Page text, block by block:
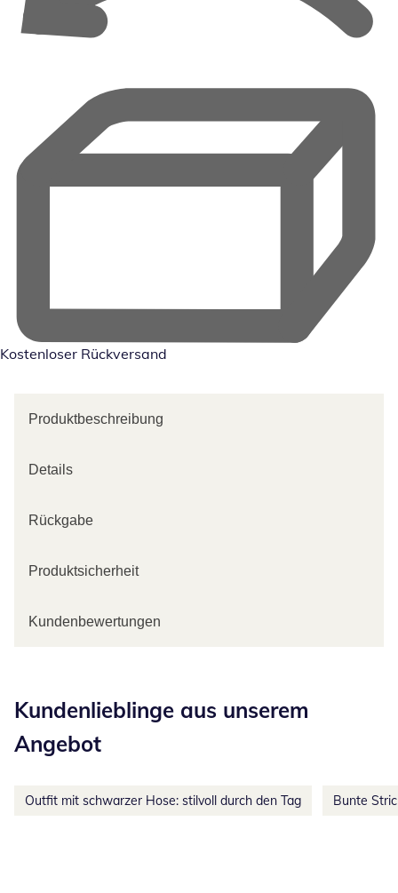
Kostenloser Rückversand
Produktbeschreibung
Details
Rückgabe
Produktsicherheit
Kundenbewertungen
Kundenlieblinge aus unserem
Angebot
Outfit mit schwarzer Hose: stilvoll durch den Tag Bunte